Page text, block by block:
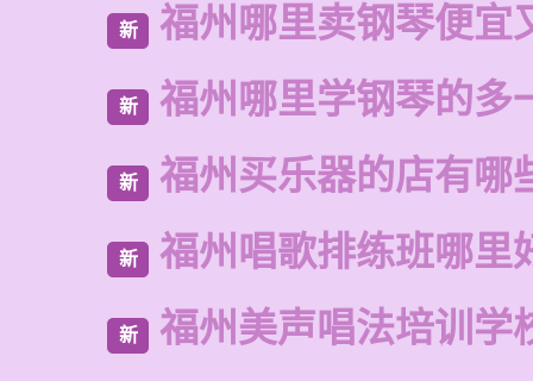
新 福州哪里卖钢琴便宜
新 福州哪里学钢琴的多
新 福州买乐器的店有哪
新 福州唱歌排练班哪里
新 福州美声唱法培训学